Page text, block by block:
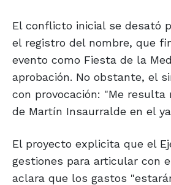
El conflicto inicial se desató
el registro del nombre, que
evento como Fiesta de la
aprobación. No obstante, el
con provocación: "Me
de Martín Insaurralde en el
El proyecto explicita que el
gestiones para articular con
aclara que los gastos